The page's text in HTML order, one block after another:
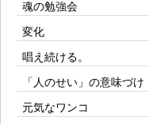
魂の勉強会
変化
唱え続ける。
「人のせい」の意味づけ
元気なワンコ